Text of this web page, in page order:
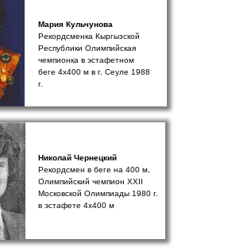
Мария Кульчунова
Рекордсменка Кыргызской
Республики Олимпийская
чемпионка в эстафетном
беге 4х400 м в г. Сеуле 1988
г.
Николай Чернецкий
Рекордсмен в беге на 400 м,
Олимпийский чемпион XXII
Московской Олимпиады 1980 г.
в эстафете 4х400 м